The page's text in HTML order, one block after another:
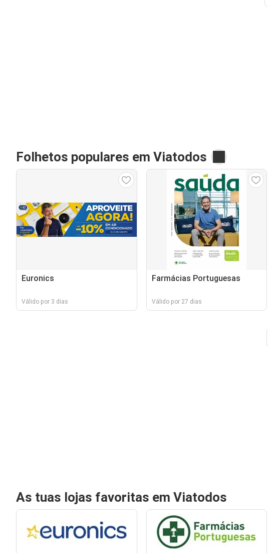
Folhetos populares em Viatodos
Euronics
Válido por 3 dias
Farmácias Portuguesas
Válido por 27 dias
As tuas lojas favoritas em Viatodos